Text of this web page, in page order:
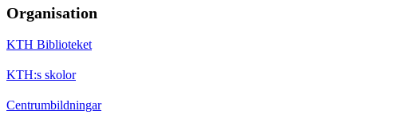
Organisation
KTH Biblioteket
KTH:s skolor
Centrumbildningar